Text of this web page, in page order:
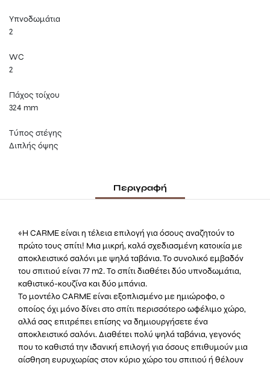
Υπνοδωμάτια
2
WC
2
Πάχος τοίχου
324 mm
Τύπος στέγης
Διπλής όψης
Περιγραφή
«Η CARME είναι η τέλεια επιλογή για όσους αναζητούν το
πρώτο τους σπίτι! Μια μικρή, καλά σχεδιασμένη κατοικία με
αποκλειστικό σαλόνι με ψηλά ταβάνια. Το συνολικό εμβαδόν
του σπιτιού είναι 77 m2. Το σπίτι διαθέτει δύο υπνοδωμάτια,
καθιστικό-κουζίνα και δύο μπάνια.
Το μοντέλο CARME είναι εξοπλισμένο με ημιώροφο, ο
οποίος όχι μόνο δίνει στο σπίτι περισσότερο ωφέλιμο χώρο,
αλλά σας επιτρέπει επίσης να δημιουργήσετε ένα
αποκλειστικό σαλόνι. Διαθέτει πολύ ψηλά ταβάνια, γεγονός
που το καθιστά την ιδανική επιλογή για όσους επιθυμούν μια
αίσθηση ευρυχωρίας στον κύριο χώρο του σπιτιού ή θέλουν